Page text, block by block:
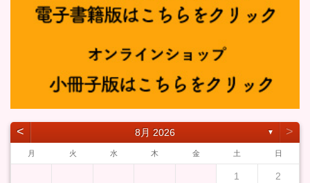
˂ 8月 2026 ▼ ˃
月 火 水 木 金 土 日
1 2